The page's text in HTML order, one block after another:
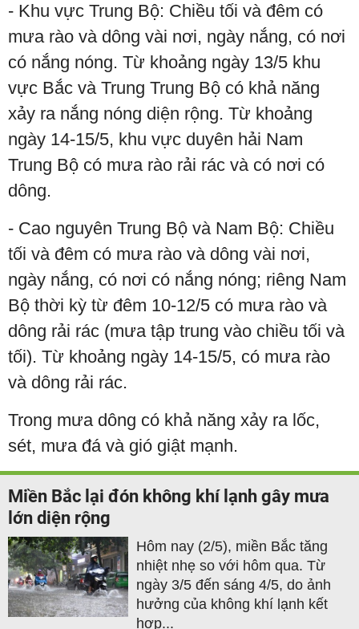
- Khu vực Trung Bộ: Chiều tối và đêm có
mưa rào và dông vài nơi, ngày nắng, có nơi
có nắng nóng. Từ khoảng ngày 13/5 khu
vực Bắc và Trung Trung Bộ có khả năng
xảy ra nắng nóng diện rộng. Từ khoảng
ngày 14-15/5, khu vực duyên hải Nam
Trung Bộ có mưa rào rải rác và có nơi có
dông.
- Cao nguyên Trung Bộ và Nam Bộ: Chiều
tối và đêm có mưa rào và dông vài nơi,
ngày nắng, có nơi có nắng nóng; riêng Nam
Bộ thời kỳ từ đêm 10-12/5 có mưa rào và
dông rải rác (mưa tập trung vào chiều tối và
tối). Từ khoảng ngày 14-15/5, có mưa rào
và dông rải rác.
Trong mưa dông có khả năng xảy ra lốc,
sét, mưa đá và gió giật mạnh.
Miền Bắc lại đón không khí lạnh gây mưa
lớn diện rộng
Hôm nay (2/5), miền Bắc tăng
nhiệt nhẹ so với hôm qua. Từ
ngày 3/5 đến sáng 4/5, do ảnh
hưởng của không khí lạnh kết
hợp...